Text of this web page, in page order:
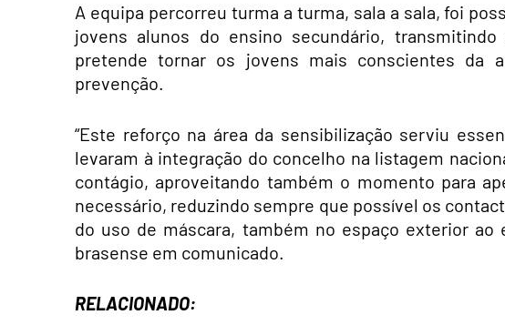
A equipa percorreu turma a turma, sala a sala, foi
jovens alunos do ensino secundário,
pretende tornar os jovens mais conscientes da
prevenção.
“Este reforço na área da sensibilização serviu
levaram à integração do concelho na listagem
contágio, aproveitando também o momento para
necessário, reduzindo sempre que possível os
do uso de máscara, também no espaço exterior ao
brasense em comunicado.
RELACIONADO: